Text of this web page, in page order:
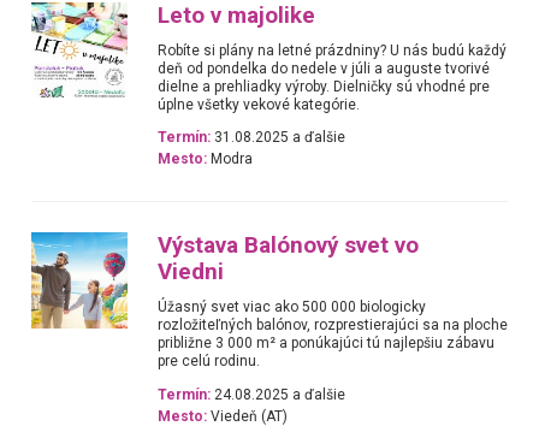
Leto v majolike
Robíte si plány na letné prázdniny? U nás budú každý
deň od pondelka do nedele v júli a auguste tvorivé
dielne a prehliadky výroby. Dielničky sú vhodné pre
úplne všetky vekové kategórie.
Termín: 31.08.2025 a ďalšie
Mesto: Modra
Výstava Balónový svet vo
Viedni
Úžasný svet viac ako 500 000 biologicky
rozložiteľných balónov, rozprestierajúci sa na ploche
približne 3 000 m² a ponúkajúci tú najlepšiu zábavu
pre celú rodinu.
Termín: 24.08.2025 a ďalšie
Mesto: Viedeň (AT)